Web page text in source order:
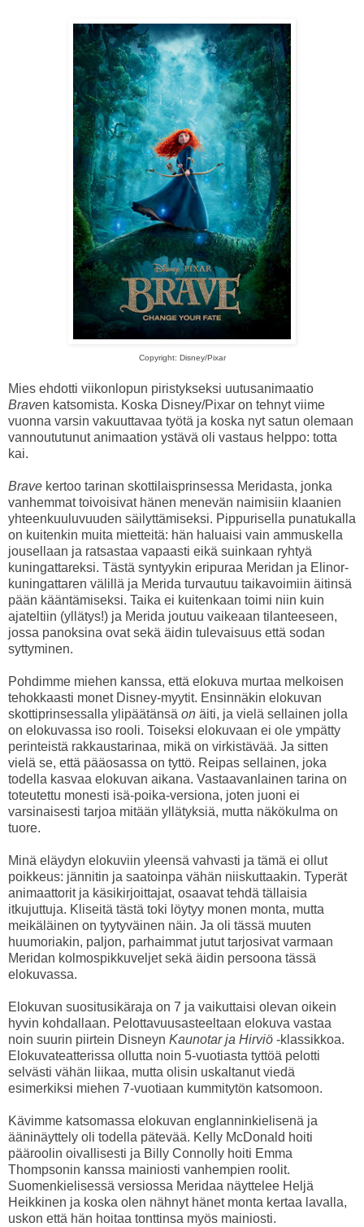
Copyright: Disney/Pixar
Mies ehdotti viikonlopun piristykseksi uutusanimaatio
Braven katsomista. Koska Disney/Pixar on tehnyt viime
vuonna varsin vakuuttavaa työtä ja koska nyt satun olemaan
vannoututunut animaation ystävä oli vastaus helppo: totta
kai.
Brave kertoo tarinan skottilaisprinsessa Meridasta, jonka
vanhemmat toivoisivat hänen menevän naimisiin klaanien
yhteenkuuluvuuden säilyttämiseksi. Pippurisella punatukalla
on kuitenkin muita mietteitä: hän haluaisi vain ammuskella
jousellaan ja ratsastaa vapaasti eikä suinkaan ryhtyä
kuningattareksi. Tästä syntyykin eripuraa Meridan ja Elinor-
kuningattaren välillä ja Merida turvautuu taikavoimiin äitinsä
pään kääntämiseksi. Taika ei kuitenkaan toimi niin kuin
ajateltiin (yllätys!) ja Merida joutuu vaikeaan tilanteeseen,
jossa panoksina ovat sekä äidin tulevaisuus että sodan
syttyminen.
Pohdimme miehen kanssa, että elokuva murtaa melkoisen
tehokkaasti monet Disney-myytit. Ensinnäkin elokuvan
skottiprinsessalla ylipäätänsä on äiti, ja vielä sellainen jolla
on elokuvassa iso rooli. Toiseksi elokuvaan ei ole ympätty
perinteistä rakkaustarinaa, mikä on virkistävää. Ja sitten
vielä se, että pääosassa on tyttö. Reipas sellainen, joka
todella kasvaa elokuvan aikana. Vastaavanlainen tarina on
toteutettu monesti isä-poika-versiona, joten juoni ei
varsinaisesti tarjoa mitään yllätyksiä, mutta näkökulma on
tuore.
Minä eläydyn elokuviin yleensä vahvasti ja tämä ei ollut
poikkeus: jännitin ja saatoinpa vähän niiskuttaakin. Typerät
animaattorit ja käsikirjoittajat, osaavat tehdä tällaisia
itkujuttuja. Kliseitä tästä toki löytyy monen monta, mutta
meikäläinen on tyytyväinen näin. Ja oli tässä muuten
huumoriakin, paljon, parhaimmat jutut tarjosivat varmaan
Meridan kolmospikkuveljet sekä äidin persoona tässä
elokuvassa.
Elokuvan suositusikäraja on 7 ja vaikuttaisi olevan oikein
hyvin kohdallaan. Pelottavuusasteeltaan elokuva vastaa
noin suurin piirtein Disneyn Kaunotar ja Hirviö -klassikkoa.
Elokuvateatterissa ollutta noin 5-vuotiasta tyttöä pelotti
selvästi vähän liikaa, mutta olisin uskaltanut viedä
esimerkiksi miehen 7-vuotiaan kummitytön katsomoon.
Kävimme katsomassa elokuvan englanninkielisenä ja
ääninäyttely oli todella pätevää. Kelly McDonald hoiti
pääroolin oivallisesti ja Billy Connolly hoiti Emma
Thompsonin kanssa mainiosti vanhempien roolit.
Suomenkielisessä versiossa Meridaa näyttelee Heljä
Heikkinen ja koska olen nähnyt hänet monta kertaa lavalla,
uskon että hän hoitaa tonttinsa myös mainiosti.